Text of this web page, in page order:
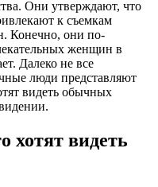
Они утверждают, что
к съемкам
Конечно, они по-
женщин в
Далеко не все
люди представляют
видеть обычных
хотят видеть